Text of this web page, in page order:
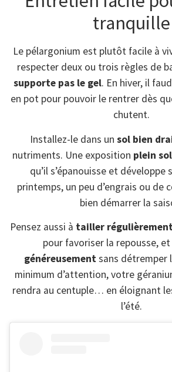
tranquille
Le pélargonium est plutôt facile à
respecter deux ou trois règles de
supporte pas le gel. En hiver, il
en pot pour pouvoir le rentrer dès
chutent.
Installez-le dans un sol bien
nutriments. Une exposition plein
qu’il s’épanouisse et développe
printemps, un peu d’engrais ou de
bien démarrer la
Pensez aussi à tailler
pour favoriser la repousse, et
généreusementsans détremper
minimum d’attention, votre
rendra au centuple… en éloignant
l’été.